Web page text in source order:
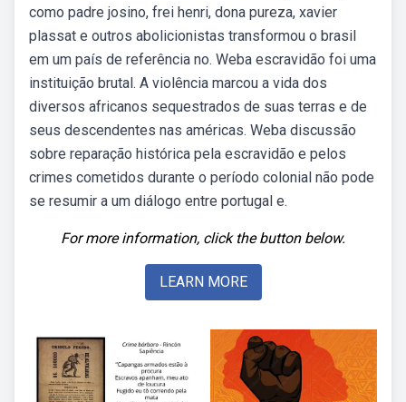
como padre josino, frei henri, dona pureza, xavier
plassat e outros abolicionistas transformou o brasil
em um país de referência no. Weba escravidão foi uma
instituição brutal. A violência marcou a vida dos
diversos africanos sequestrados de suas terras e de
seus descendentes nas américas. Weba discussão
sobre reparação histórica pela escravidão e pelos
crimes cometidos durante o período colonial não pode
se resumir a um diálogo entre portugal e.
For more information, click the button below.
LEARN MORE